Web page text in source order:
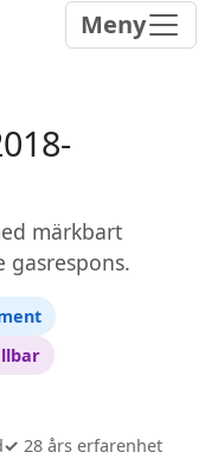
Meny
märkbart
gasrespons.
✓ 28 års erfarenhet